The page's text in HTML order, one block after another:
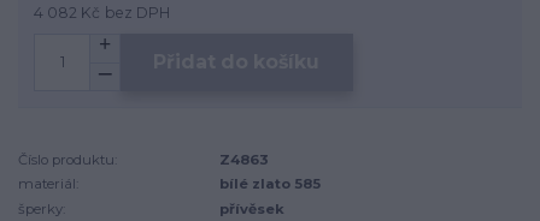
4 082 Kč bez DPH
Číslo produktu:
Z4863
materiál:
bílé zlato 585
šperky:
přívěsek